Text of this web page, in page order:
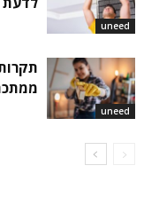
uneed
uneed